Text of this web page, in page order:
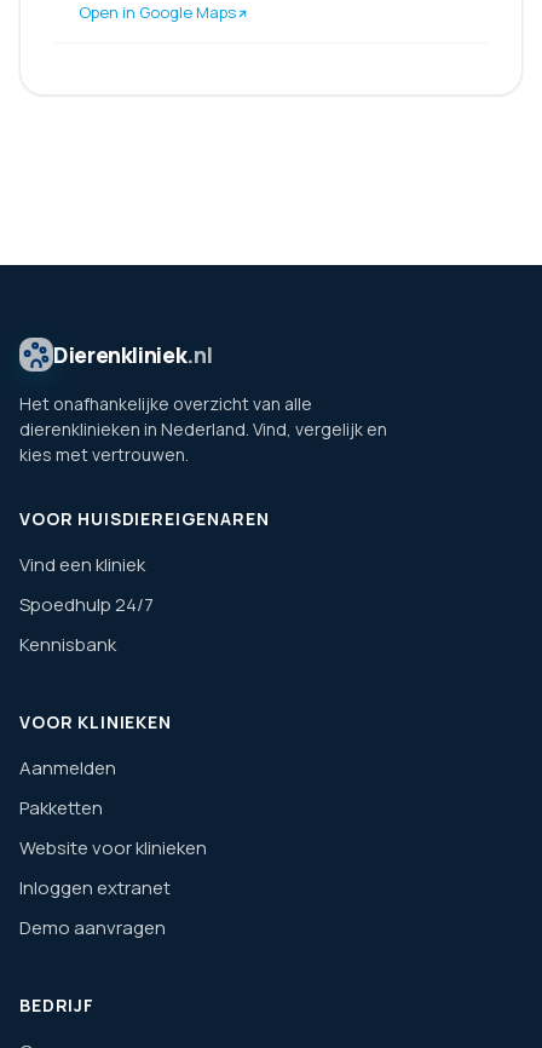
Open in Google Maps
Dierenkliniek.nl
Het onafhankelijke overzicht van alle
dierenklinieken in Nederland. Vind, vergelijk en
kies met vertrouwen.
VOOR HUISDIEREIGENAREN
Vind een kliniek
Spoedhulp 24/7
Kennisbank
VOOR KLINIEKEN
Aanmelden
Pakketten
Website voor klinieken
Inloggen extranet
Demo aanvragen
BEDRIJF